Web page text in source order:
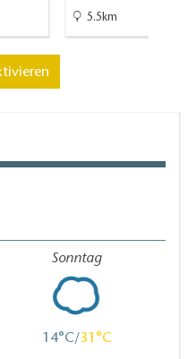
5.5km
Sonntag
14 31